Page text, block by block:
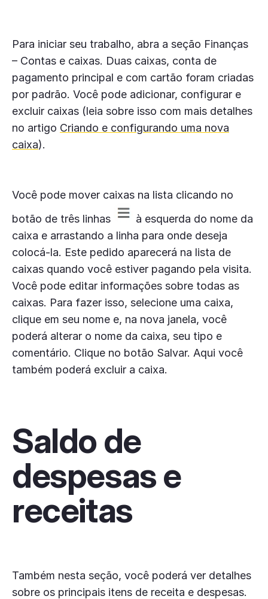
Para iniciar seu trabalho, abra a seção Finanças
– Contas e caixas. Duas caixas, conta de
pagamento principal e com cartão foram criadas
por padrão. Você pode adicionar, configurar e
excluir caixas (leia sobre isso com mais detalhes
no artigo Criando e configurando uma nova
caixa).
Você pode mover caixas na lista clicando no
botão de três linhas
à esquerda do nome da
caixa e arrastando a linha para onde deseja
colocá-la. Este pedido aparecerá na lista de
caixas quando você estiver pagando pela visita.
Você pode editar informações sobre todas as
caixas. Para fazer isso, selecione uma caixa,
clique em seu nome e, na nova janela, você
poderá alterar o nome da caixa, seu tipo e
comentário. Clique no botão Salvar. Aqui você
também poderá excluir a caixa.
Saldo de
despesas e
receitas
Também nesta seção, você poderá ver detalhes
sobre os principais itens de receita e despesas.